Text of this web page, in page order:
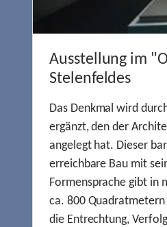
Ausstellung im
Stelenfeldes
Das Denkmal wird
ergänzt, den der
angelegt hat. Dieser
erreichbare Bau mit
Formensprache gibt in
ca. 800
die Entrechtung,